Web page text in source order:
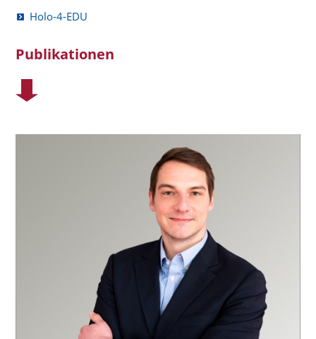
Holo-4-EDU
Publikationen